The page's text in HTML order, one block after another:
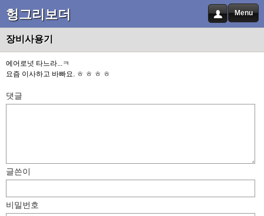
헝그리보더 Menu
장비사용기
에어로넛 타느라...ㅋ
요즘 이사하고 바빠요. ㅎ ㅎ ㅎ ㅎ
댓글
글쓴이
비밀번호